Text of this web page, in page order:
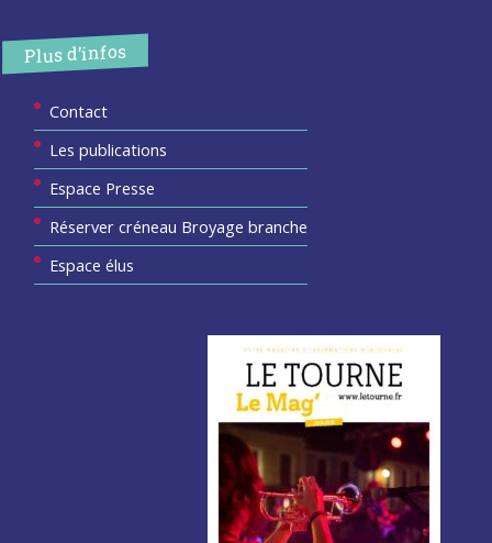
Plus d’infos
Contact
Les publications
Espace Presse
Réserver créneau Broyage branche
Espace élus